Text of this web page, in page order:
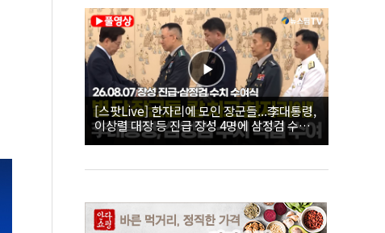
[스팟Live] 한자리에 모인 장군들...李대통령,
이상렬 대장 등 진급 장성 4명에 삼정검 수치
직접 수여｜26.08.07 장성 진급·삼정검 수치